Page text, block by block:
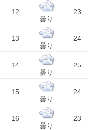
12
曇り
23
13
曇り
24
14
曇り
25
15
曇り
24
16
曇り
23